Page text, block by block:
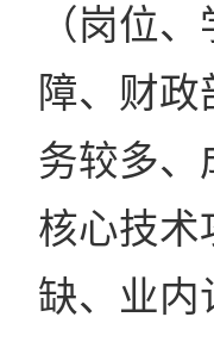
（岗位
障、财
务较多、
核心技术
缺、业内